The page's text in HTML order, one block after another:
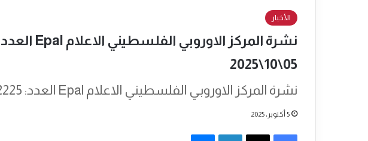
الأخبار
05\10\2025
نشرة المركز الاوروبي الفلسطيني الاعلام Epal العدد: 2225 التاريخ: الأحد 05\10\2025
5 أكتوبر، 2025
فيسبوك ‫X لينكدإن